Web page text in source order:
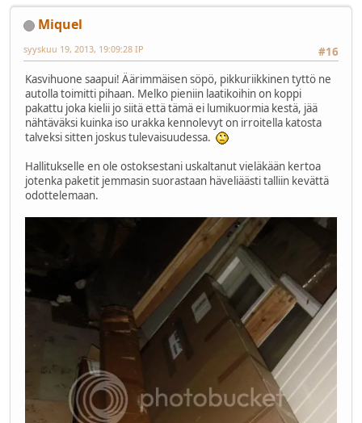
Miquel
#16
syyskuu 19, 2013, 19:09:28 IP
Kasvihuone saapui! Äärimmäisen söpö, pikkuriikkinen tyttö ne
autolla toimitti pihaan. Melko pieniin laatikoihin on koppi
pakattu joka kielii jo siitä että tämä ei lumikuormia kestä, jää
nähtäväksi kuinka iso urakka kennolevyt on irroitella katosta
talveksi sitten joskus tulevaisuudessa.
Hallitukselle en ole ostoksestani uskaltanut vieläkään kertoa
jotenka paketit jemmasin suorastaan häveliäästi talliin kevättä
odottelemaan.